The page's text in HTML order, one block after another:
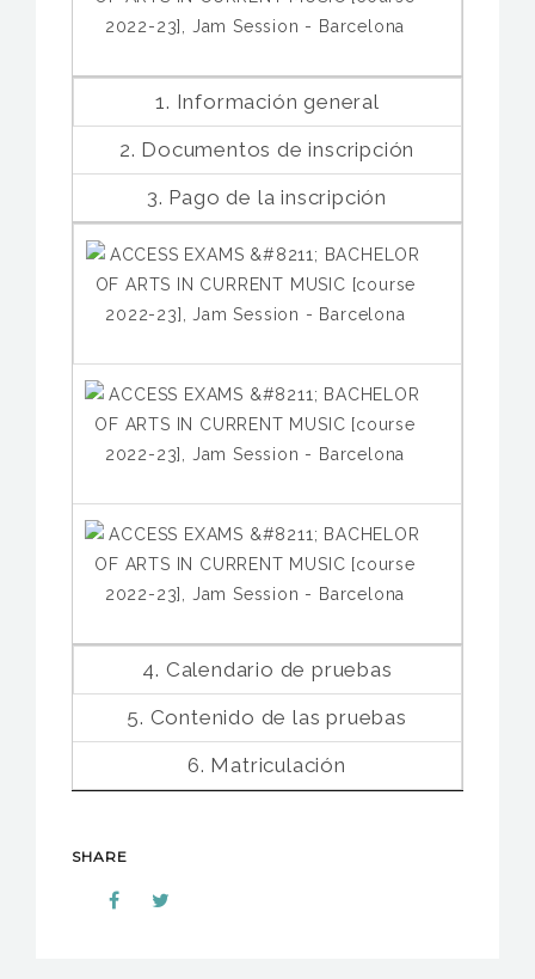
1. Información general
2. Documentos de inscripción
3. Pago de la inscripción
4. Calendario de pruebas
5. Contenido de las pruebas
6. Matriculación
SHARE